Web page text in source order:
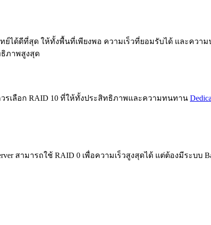
ย์ได้ดีที่สุด ให้ทั้งพื้นที่เพียงพอ ความเร็วที่ยอมรับได้ และคว
ธิภาพสูงสุด
วรเลือก RAID 10 ที่ให้ทั้งประสิทธิภาพและความทนทาน
สามารถใช้ RAID 0 เพื่อความเร็วสูงสุดได้ แต่ต้องมีระบบ